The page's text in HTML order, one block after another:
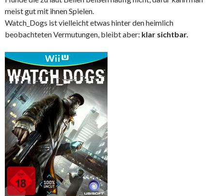
meist gut mit ihnen Spielen.
Watch_Dogs ist vielleicht etwas hinter den heimlich
beobachteten Vermutungen, bleibt aber: klar sichtbar.